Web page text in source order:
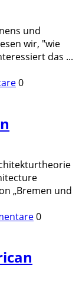
und
wir, "wie
das ...
0
„Bremen und
0